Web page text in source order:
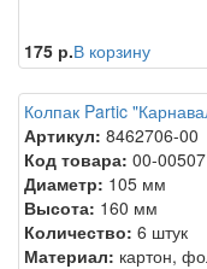
175 р.В корзину
Колпак Partic
Артикул: 8462706-00
Код товара: 00-
Диаметр: 105 мм
Высота: 160 мм
Количество: 6 штук
Материал: картон,